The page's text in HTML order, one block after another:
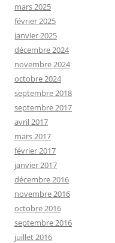
mars 2025
février 2025
janvier 2025
décembre 2024
novembre 2024
octobre 2024
septembre 2018
septembre 2017
avril 2017
mars 2017
février 2017
janvier 2017
décembre 2016
novembre 2016
octobre 2016
septembre 2016
juillet 2016